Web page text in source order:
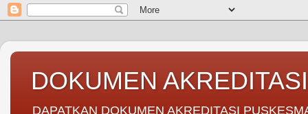
DOKUMEN
DAPATKAN DOKUMEN AKREDITASI